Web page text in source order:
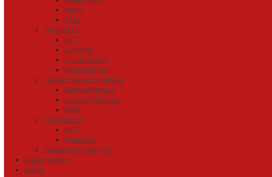
Pista
Trail
Bicicletas
BTT
Ciclismo
Cicloturismo
Paraciclismo
Desportos de Combate
Defesa Pessoal
Lutas Olímpicas
MMA
Orientação
BTT
Pedestre
Desportos Diversos
Alimentação
Saúde